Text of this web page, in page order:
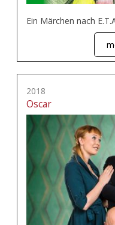
Ein Märchen nach
2018
Oscar